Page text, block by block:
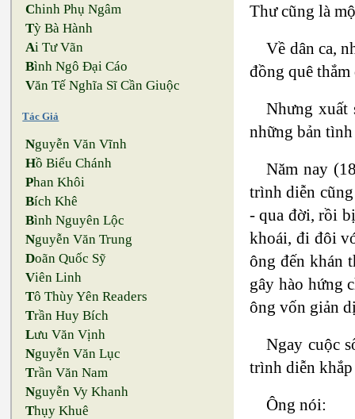
Chinh Phụ Ngâm
Tỳ Bà Hành
Ai Tư Vãn
Bình Ngô Đại Cáo
Văn Tế Nghĩa Sĩ Cần Giuộc
Tác Giả
Nguyễn Văn Vĩnh
Hồ Biểu Chánh
Phan Khôi
Bích Khê
Bình Nguyên Lộc
Nguyễn Văn Trung
Doãn Quốc Sỹ
Viên Linh
Tô Thùy Yên Readers
Trần Huy Bích
Lưu Văn Vịnh
Nguyễn Văn Lục
Trần Văn Nam
Nguyễn Vy Khanh
Thụy Khuê
Thư cũng là
Về dân ca,
đồng quê
Nhưng xuất
những bản
Năm nay
trình diễn
- qua đời, rồi
khoái, đi đôi
ông đến khán
gây hào hứng
ông vốn giản
Ngay cuộc
trình diễn
Ông nói: